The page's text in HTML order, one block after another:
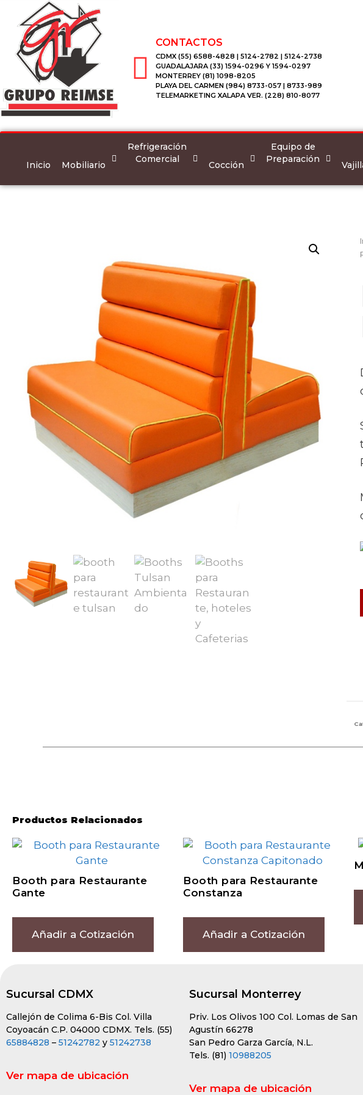
CONTACTOS
CDMX (55) 6588-4828 | 5124-2782 | 5124-2738
GUADALAJARA (33) 1594-0296 Y 1594-0297
MONTERREY (81) 1098-8205
PLAYA DEL CARMEN (984) 8733-057 | 8733-989
TELEMARKETING XALAPA VER. (228) 810-8077
Inicio Mobiliario
Refrigeración
Comercial
Cocción
Equipo de
Preparación
Productos Relacionados
Booth para Restaurante
Gante
Añadir a Cotización
Booth para Restaurante
Constanza
Añadir a Cotización
Sucursal CDMX
Callejón de Colima 6-Bis Col. Villa
Coyoacán C.P. 04000 CDMX. Tels. (55)
65884828 – 51242782 y 51242738
Ver mapa de ubicación
Sucursal Monterrey
Priv. Los Olivos 100 Col. Lomas de San
Agustín 66278
San Pedro Garza García, N.L.
Tels. (81) 10988205
Ver mapa de ubicación